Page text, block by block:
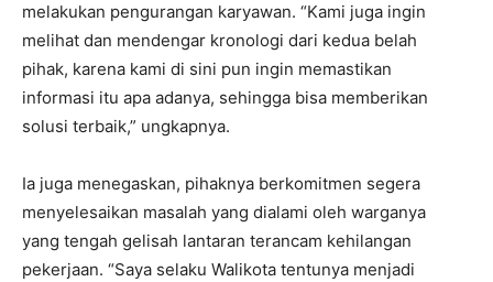
melakukan pengurangan karyawan. “Kami juga ingin
melihat dan mendengar kronologi dari kedua belah
pihak, karena kami di sini pun ingin memastikan
informasi itu apa adanya, sehingga bisa memberikan
solusi terbaik,” ungkapnya.
Ia juga menegaskan, pihaknya berkomitmen segera
menyelesaikan masalah yang dialami oleh warganya
yang tengah gelisah lantaran terancam kehilangan
pekerjaan. “Saya selaku Walikota tentunya menjadi